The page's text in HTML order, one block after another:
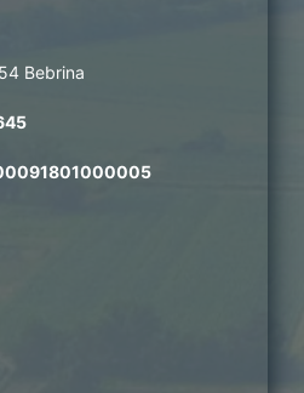
Bebrina